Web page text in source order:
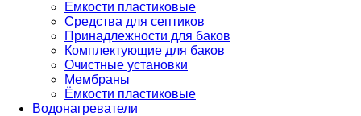
Емкости пластиковые
Средства для септиков
Принадлежности для баков
Комплектующие для баков
Очистные установки
Мембраны
Ёмкости пластиковые
Водонагреватели